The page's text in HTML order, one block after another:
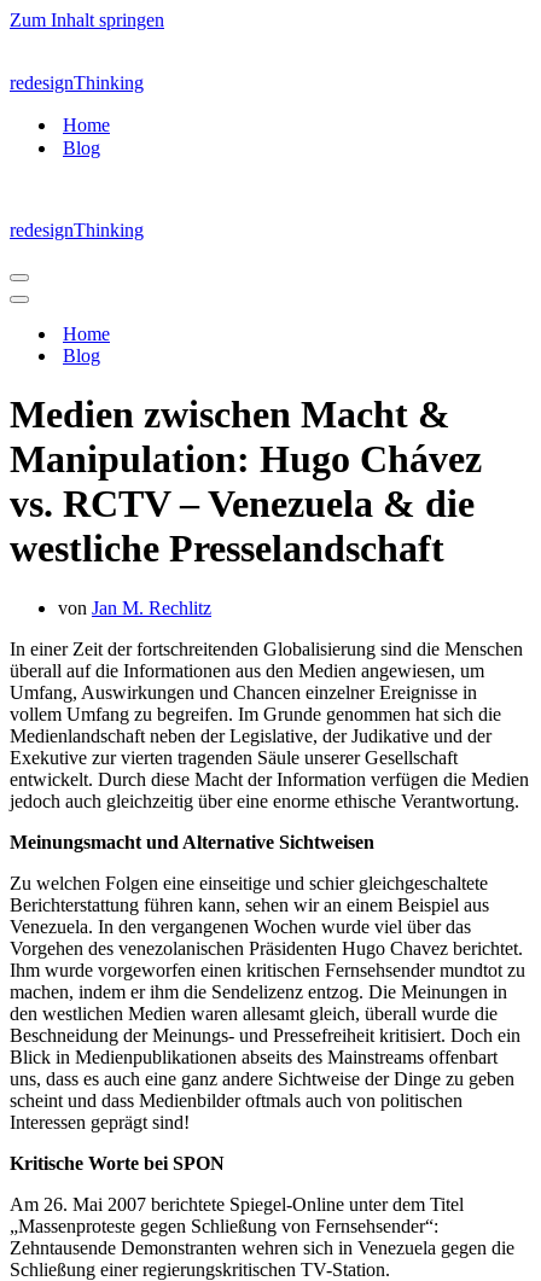
Zum Inhalt springen
redesignThinking
Home
Blog
redesignThinking
Navigations-
Menü
Navigations-
Home
Blog
Medien zwischen Macht &
Manipulation: Hugo Chávez
vs. RCTV – Venezuela & die
westliche Presselandschaft
von Jan M. Rechlitz
In einer Zeit der fortschreitenden Globalisierung sind die Menschen
überall auf die Informationen aus den Medien angewiesen, um
Umfang, Auswirkungen und Chancen einzelner Ereignisse in
vollem Umfang zu begreifen. Im Grunde genommen hat sich die
Medienlandschaft neben der Legislative, der Judikative und der
Exekutive zur vierten tragenden Säule unserer Gesellschaft
entwickelt. Durch diese Macht der Information verfügen die Medien
jedoch auch gleichzeitig über eine enorme ethische Verantwortung.
Meinungsmacht und Alternative Sichtweisen
Zu welchen Folgen eine einseitige und schier gleichgeschaltete
Berichterstattung führen kann, sehen wir an einem Beispiel aus
Venezuela. In den vergangenen Wochen wurde viel über das
Vorgehen des venezolanischen Präsidenten Hugo Chavez berichtet.
Ihm wurde vorgeworfen einen kritischen Fernsehsender mundtot zu
machen, indem er ihm die Sendelizenz entzog. Die Meinungen in
den westlichen Medien waren allesamt gleich, überall wurde die
Beschneidung der Meinungs- und Pressefreiheit kritisiert. Doch ein
Blick in Medienpublikationen abseits des Mainstreams offenbart
uns, dass es auch eine ganz andere Sichtweise der Dinge zu geben
scheint und dass Medienbilder oftmals auch von politischen
Interessen geprägt sind!
Kritische Worte bei SPON
Am 26. Mai 2007 berichtete Spiegel-Online unter dem Titel
„Massenproteste gegen Schließung von Fernsehsender“:
Zehntausende Demonstranten wehren sich in Venezuela gegen die
Schließung einer regierungskritischen TV-Station.